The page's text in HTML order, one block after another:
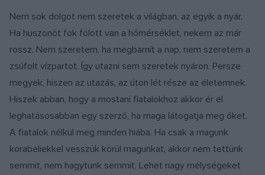
Nem sok dolgot nem szeretek a világban, az egyik a nyár.
Ha huszonöt fok fölött van a hőmérséklet, nekem az már
rossz. Nem szeretem, ha megbarnít a nap, nem szeretem a
zsúfolt vízpartot. Így utazni sem szeretek nyáron. Persze
megyek, hiszen az utazás, az úton lét része az életemnek.
Hiszek abban, hogy a mostani fiatalokhoz akkor ér el
leghatásosabban egy szerző, ha maga látogatja meg őket.
A fiatalok nélkül meg minden hiába. Ha csak a magunk
korabeliekkel vesszük körül magunkat, akkor nem tettünk
semmit, nem hagytunk semmit. Lehet nagy mélységeket